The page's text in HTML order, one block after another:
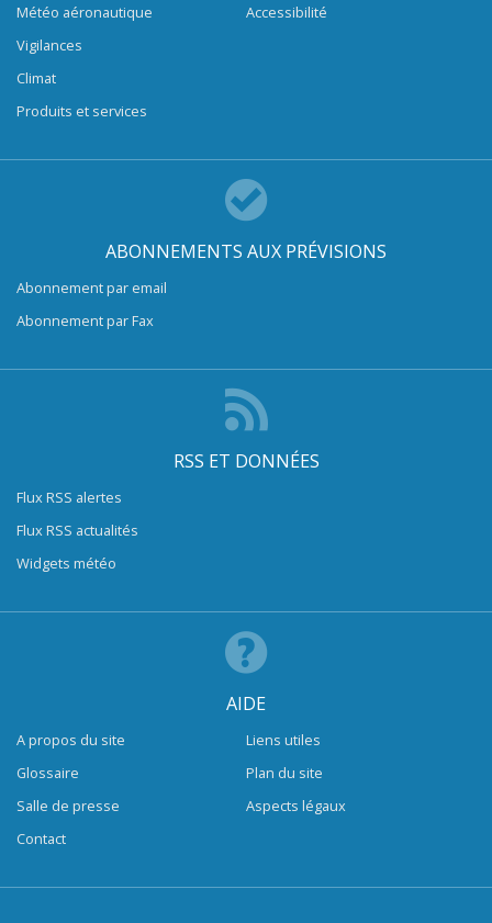
Météo aéronautique
Vigilances
Climat
Produits et services
Accessibilité
ABONNEMENTS AUX PRÉVISIONS
Abonnement par email
Abonnement par Fax
RSS ET DONNÉES
Flux RSS alertes
Flux RSS actualités
Widgets météo
AIDE
A propos du site
Glossaire
Salle de presse
Contact
Liens utiles
Plan du site
Aspects légaux